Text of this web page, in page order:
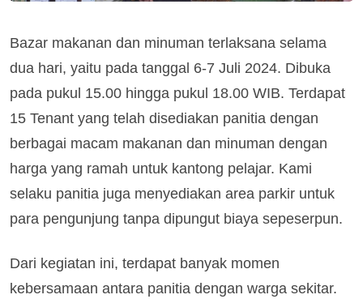
Bazar makanan dan minuman terlaksana selama
dua hari, yaitu pada tanggal 6-7 Juli 2024. Dibuka
pada pukul 15.00 hingga pukul 18.00 WIB. Terdapat
15 Tenant yang telah disediakan panitia dengan
berbagai macam makanan dan minuman dengan
harga yang ramah untuk kantong pelajar. Kami
selaku panitia juga menyediakan area parkir untuk
para pengunjung tanpa dipungut biaya sepeserpun.
Dari kegiatan ini, terdapat banyak momen
kebersamaan antara panitia dengan warga sekitar.